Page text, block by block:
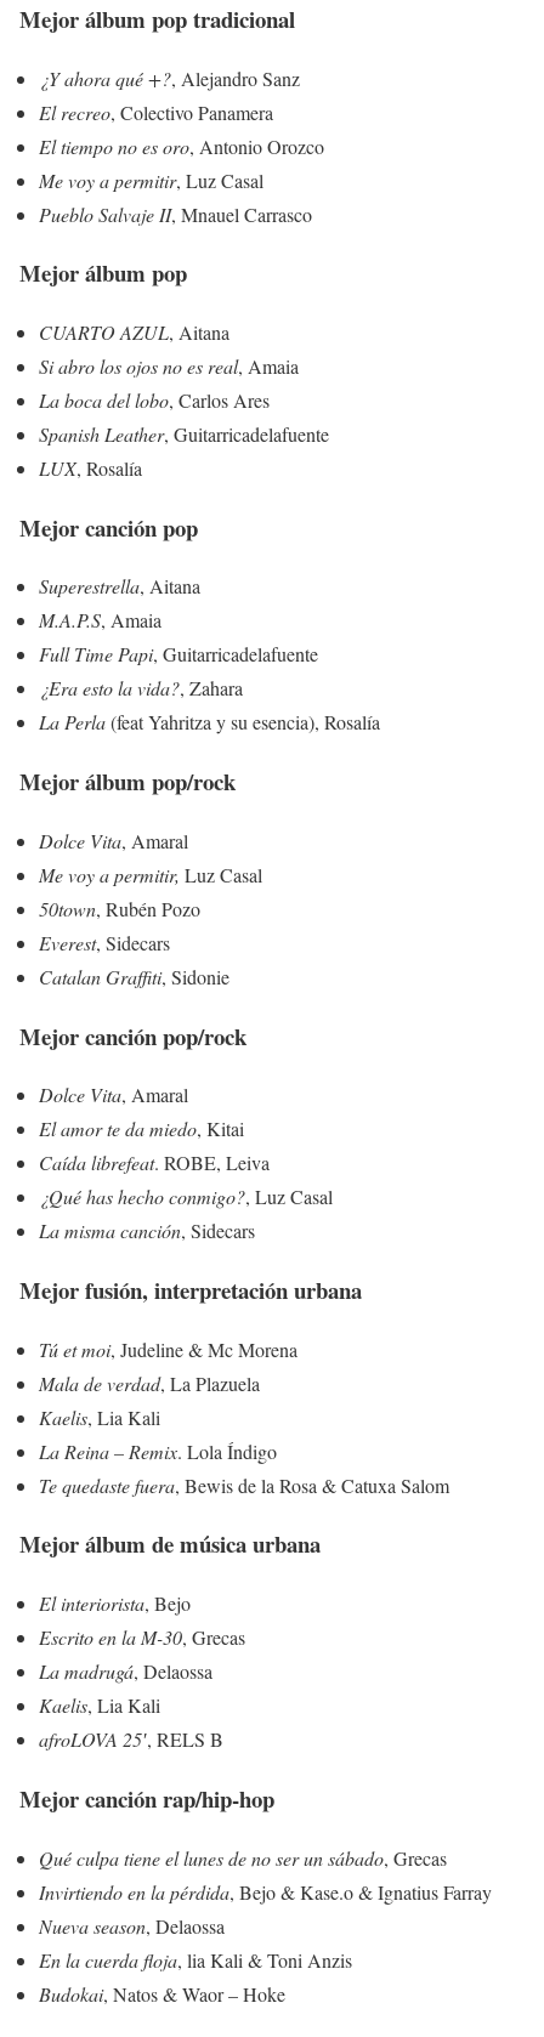
Mejor álbum pop tradicional
¿Y ahora qué +?, Alejandro Sanz
El recreo, Colectivo Panamera
El tiempo no es oro, Antonio Orozco
Me voy a permitir, Luz Casal
Pueblo Salvaje II, Mnauel Carrasco
Mejor álbum pop
CUARTO AZUL, Aitana
Si abro los ojos no es real, Amaia
La boca del lobo, Carlos Ares
Spanish Leather, Guitarricadelafuente
LUX, Rosalía
Mejor canción pop
Superestrella, Aitana
M.A.P.S, Amaia
Full Time Papi, Guitarricadelafuente
¿Era esto la vida?, Zahara
La Perla(feat Yahritza y su esencia), Rosalía
Mejor álbum pop/rock
Dolce Vita, Amaral
Me voy a permitir, Luz Casal
50town, Rubén Pozo
Everest, Sidecars
Catalan Graffiti, Sidonie
Mejor canción pop/rock
Dolce Vita, Amaral
El amor te da miedo, Kitai
Caída librefeat. ROBE, Leiva
¿Qué has hecho conmigo?, Luz Casal
La misma canción, Sidecars
Mejor fusión, interpretación urbana
Tú et moi, Judeline & Mc Morena
Mala de verdad, La Plazuela
Kaelis, Lia Kali
La Reina – Remix. Lola Índigo
Te quedaste fuera, Bewis de la Rosa & Catuxa Salom
Mejor álbum de música urbana
El interiorista, Bejo
Escrito en la M-30, Grecas
La madrugá, Delaossa
Kaelis, Lia Kali
afroLOVA 25′, RELS B
Mejor canción rap/hip-hop
Qué culpa tiene el lunes de no ser un sábado, Grecas
Invirtiendo en la pérdida, Bejo & Kase.o & Ignatius Farray
Nueva season, Delaossa
En la cuerda floja, lia Kali & Toni Anzis
Budokai, Natos & Waor – Hoke